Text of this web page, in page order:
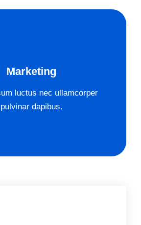
Marketing
luctus nec ullamcorper
pulvinar dapibus.